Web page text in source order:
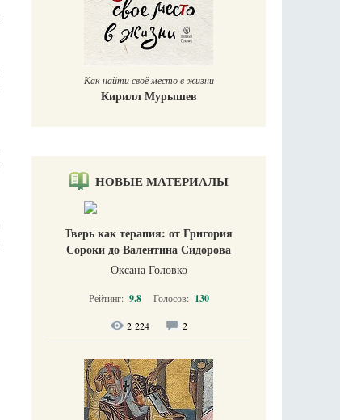
Как найти своё место в жизни
Кирилл Мурышев
НОВЫЕ МАТЕРИАЛЫ
Тверь как терапия: от Григория
Сороки до Валентина Сидорова
Оксана Головко
Рейтинг: 9.8 Голосов: 130
2 224 2